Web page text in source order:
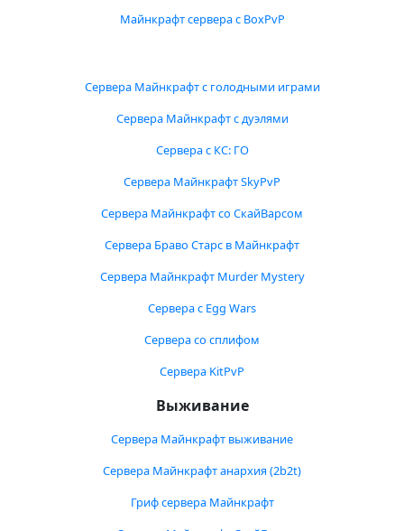
Майнкрафт сервера с BoxPvP
Сервера Майнкрафт с голодными играми
Сервера Майнкрафт с дуэлями
Сервера с КС: ГО
Сервера Майнкрафт SkyPvP
Сервера Майнкрафт со СкайВарсом
Сервера Браво Старс в Майнкрафт
Сервера Майнкрафт Murder Mystery
Сервера с Egg Wars
Сервера со сплифом
Сервера KitPvP
Выживание
Сервера Майнкрафт выживание
Сервера Майнкрафт анархия (2b2t)
Гриф сервера Майнкрафт